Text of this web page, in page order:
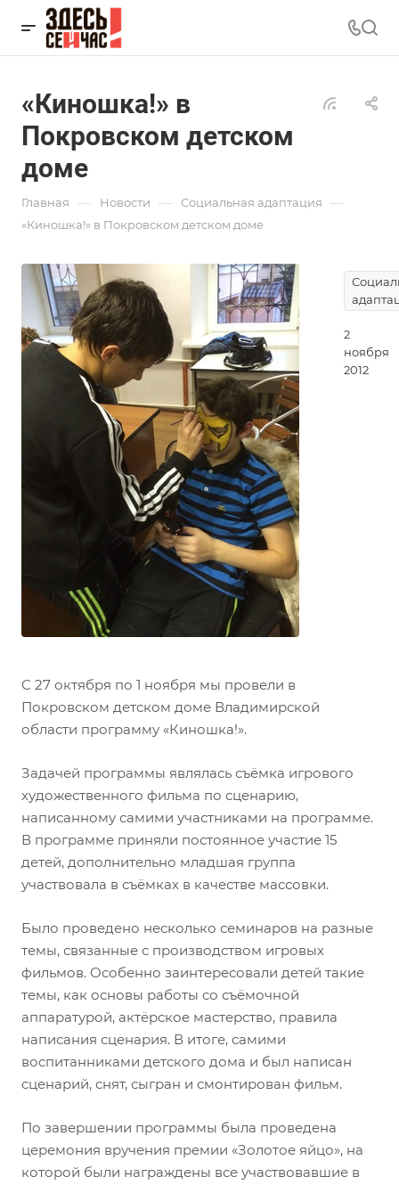
«Киношка!» в
Покровском детском
доме
Главная — Новости — Социальная адаптация —
«Киношка!» в Покровском детском доме
2
ноября
2012
С 27 октября по 1 ноября мы провели в
Покровском детском доме Владимирской
области программу «Киношка!».
Задачей программы являлась съёмка игрового
художественного фильма по сценарию,
написанному самими участниками на программе.
В программе приняли постоянное участие 15
детей, дополнительно младшая группа
участвовала в съёмках в качестве массовки.
Было проведено несколько семинаров на разные
темы, связанные с производством игровых
фильмов. Особенно заинтересовали детей такие
темы, как основы работы со съёмочной
аппаратурой, актёрское мастерство, правила
написания сценария. В итоге, самими
воспитанниками детского дома и был написан
сценарий, снят, сыгран и смонтирован фильм.
По завершении программы была проведена
церемония вручения премии «Золотое яйцо», на
которой были награждены все участвовавшие в